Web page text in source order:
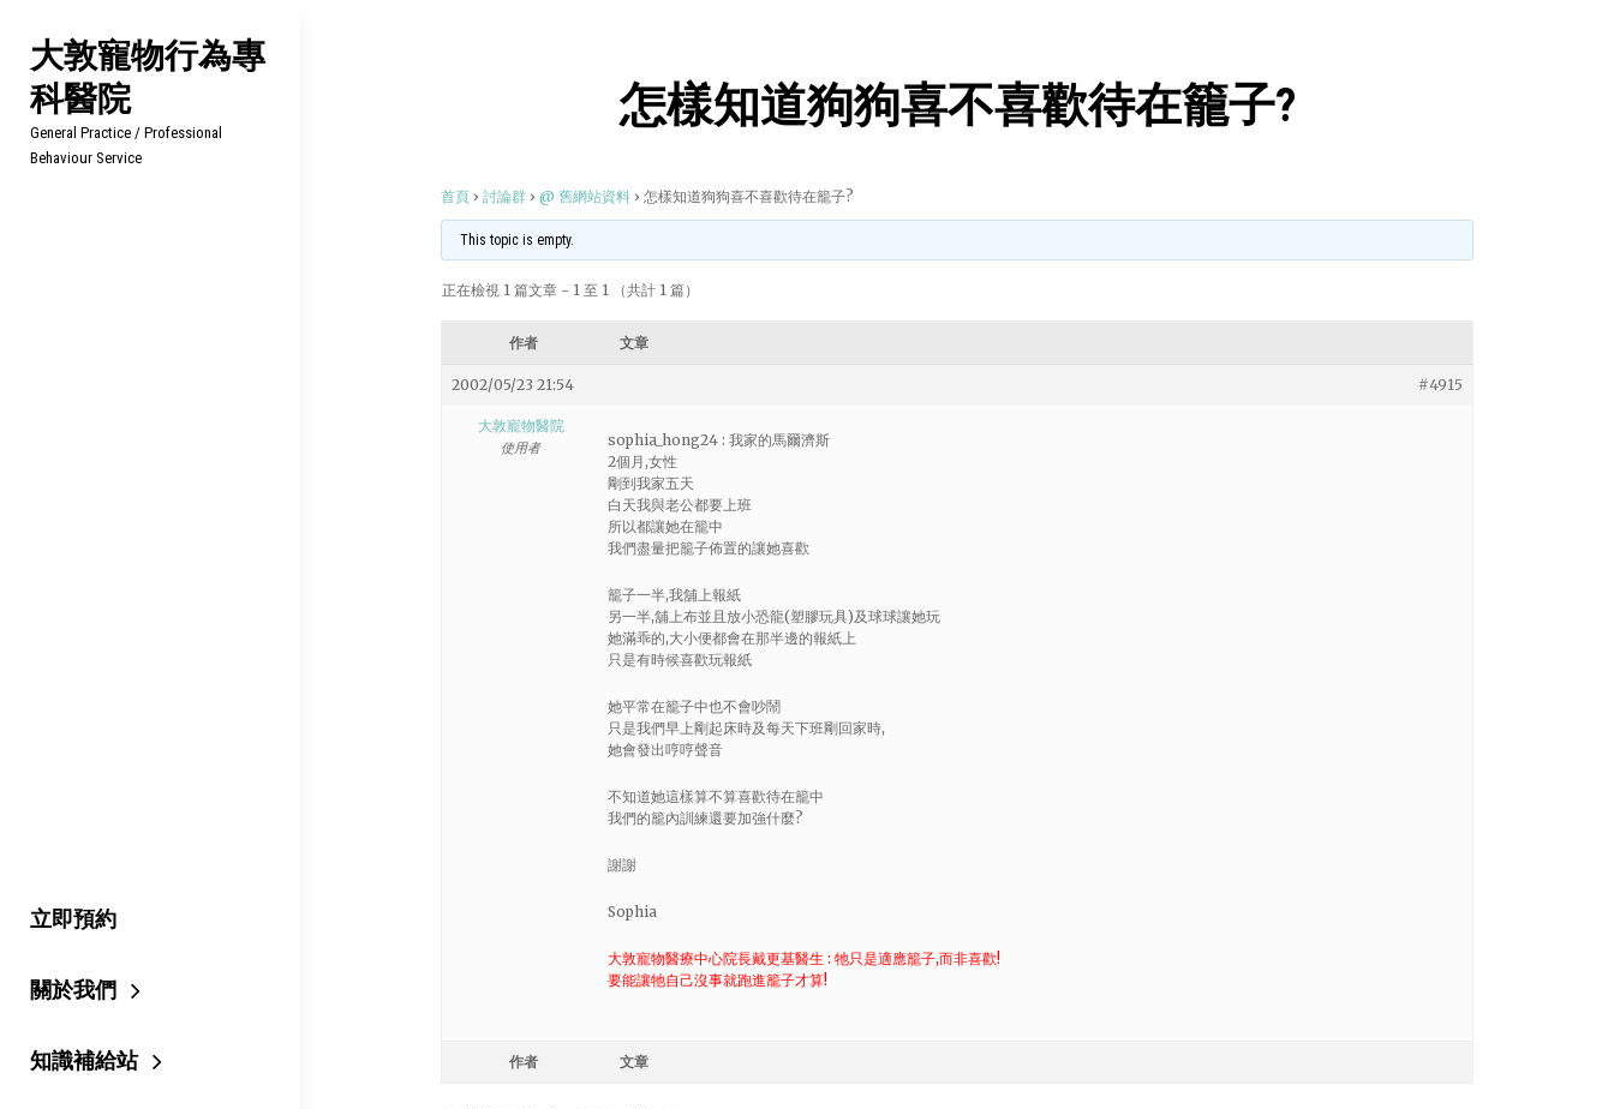
content
大敦寵物行為專
科醫院
General Practice / Professional
Behaviour Service
立即預約
關於我們
知識補給站
怎樣知道狗狗喜不喜歡待在籠子?
首頁 › 討論群 › @ 舊網站資料 › 怎樣知道狗狗喜不喜歡待在籠子?
This topic is empty.
正在檢視 1 篇文章 - 1 至 1 （共計 1 篇）
作者 文章
2002/05/23 21:54 #4915
大敦寵物醫院
使用者
sophia_hong24 : 我家的馬爾濟斯
2個月,女性
剛到我家五天
白天我與老公都要上班
所以都讓她在籠中
我們盡量把籠子佈置的讓她喜歡
籠子一半,我舖上報紙
另一半,舖上布並且放小恐龍(塑膠玩具)及球球讓她玩
她滿乖的,大小便都會在那半邊的報紙上
只是有時候喜歡玩報紙
她平常在籠子中也不會吵鬧
只是我們早上剛起床時及每天下班剛回家時,
她會發出哼哼聲音
不知道她這樣算不算喜歡待在籠中
我們的籠內訓練還要加強什麼?
謝謝
Sophia
大敦寵物醫療中心院長戴更基醫生 : 牠只是適應籠子,而非喜歡!
要能讓牠自己沒事就跑進籠子才算!
作者 文章